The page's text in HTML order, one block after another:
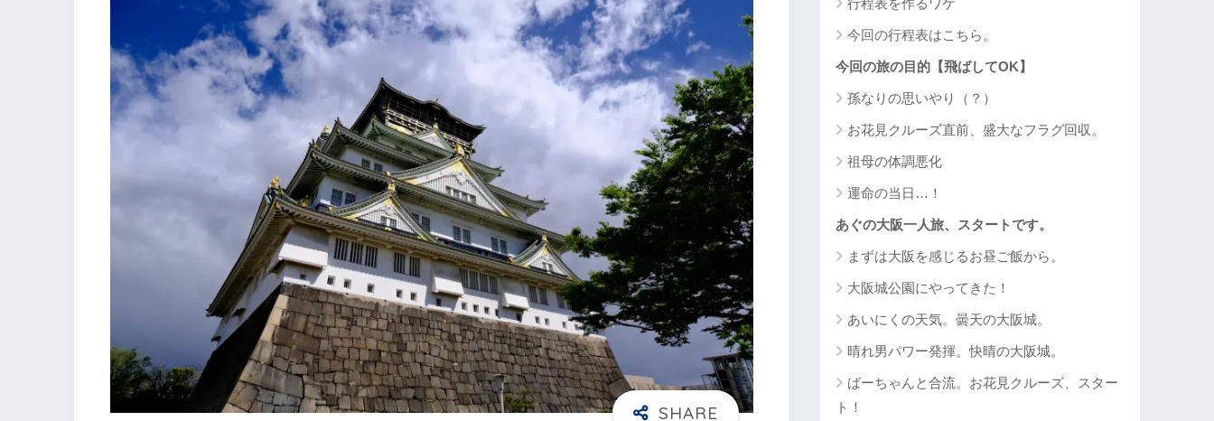
行程表を作るワケ
今回の行程表はこちら。
今回の旅の目的【飛ばしてOK】
孫なりの思いやり（？）
お花見クルーズ直前、盛大なフラグ回収。
祖母の体調悪化
運命の当日…！
あぐの大阪一人旅、スタートです。
まずは大阪を感じるお昼ご飯から。
大阪城公園にやってきた！
あいにくの天気。曇天の大阪城。
晴れ男パワー発揮。快晴の大阪城。
ばーちゃんと合流。お花見クルーズ、スター
ト！